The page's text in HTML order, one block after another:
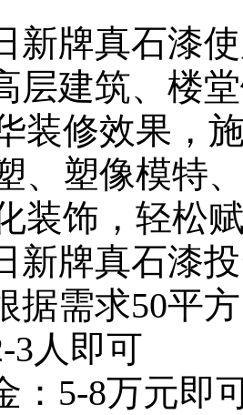
新牌真石漆
层建筑、楼
装修效果，
、塑像模特
装饰，轻松
新牌真石漆
据需求50平
3人即可
： 5-8万元即